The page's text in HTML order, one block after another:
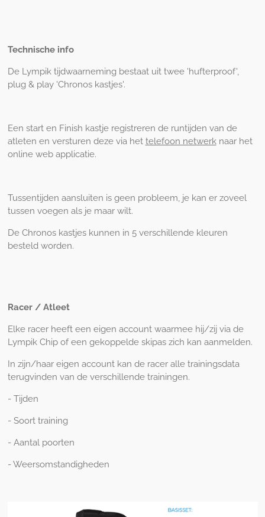
Technische info
De Lympik tijdwaarneming bestaat uit twee 'hufterproof',
plug & play 'Chronos kastjes'.
Een start en Finish kastje registreren de runtijden van de
atleten en versturen deze via het telefoon netwerknaar het
online web applicatie.
Tussentijden aansluiten is geen probleem, je kan er zoveel
tussen voegen als je maar wilt.
De Chronos kastjes kunnen in 5 verschillende kleuren
besteld worden.
Racer / Atleet
Elke racer heeft een eigen account waarmee hij/zij via de
Lympik Chip of een gekoppelde skipas zich kan aanmelden.
In zijn/haar eigen account kan de racer alle trainingsdata
terugvinden van de verschillende trainingen.
- Tijden
- Soort training
- Aantal poorten
- Weersomstandigheden